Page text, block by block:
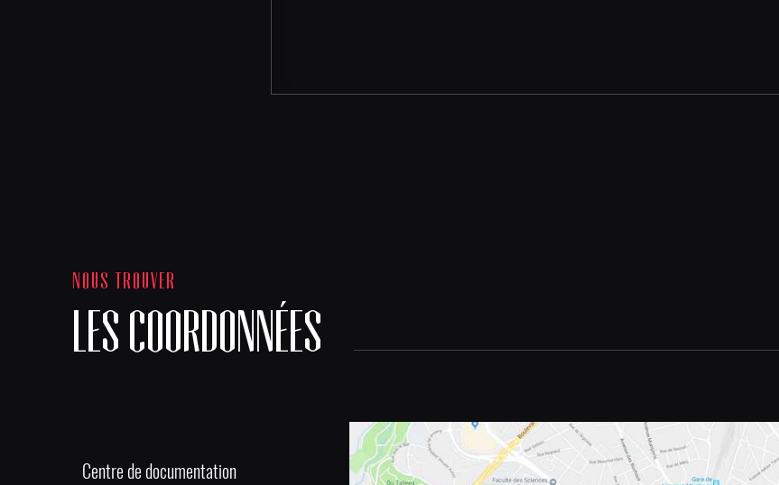
NOUS TROUVER
LES COORDONNÉES
Centre de documentation